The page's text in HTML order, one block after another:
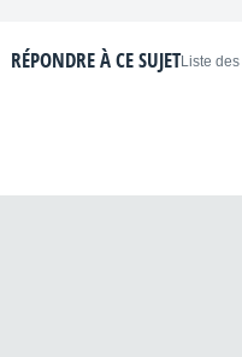
RÉPONDRE À CE SUJET